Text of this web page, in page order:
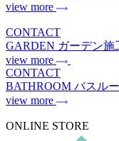
view more
CONTACT
GARDEN ガーデン施
view more
CONTACT
BATHROOM バスル
view more
ONLINE STORE